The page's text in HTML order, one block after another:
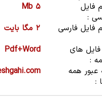
فایل
:
5 Mb
فایل فارسی
2 مگا بایت
های
:
Pdf+Word
عبور همه
: